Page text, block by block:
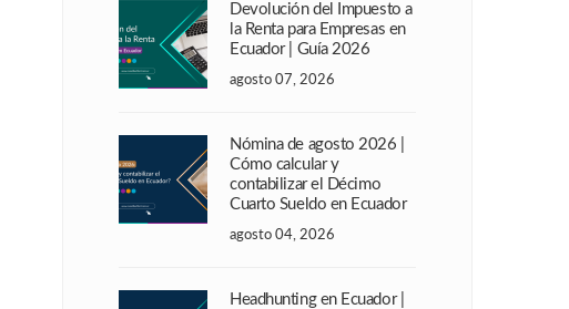
Devolución del Impuesto a
la Renta para Empresas en
Ecuador | Guía 2026
agosto 07, 2026
Nómina de agosto 2026 |
Cómo calcular y
contabilizar el Décimo
Cuarto Sueldo en Ecuador
agosto 04, 2026
Headhunting en Ecuador |